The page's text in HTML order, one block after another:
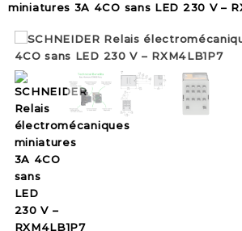
miniatures 3A 4CO sans LED 230 V –